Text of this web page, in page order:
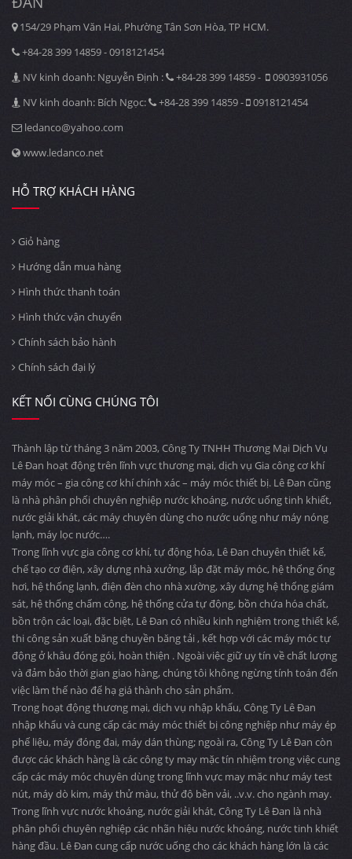
154/29 Phạm Văn Hai, Phường Tân Sơn Hòa, TP HCM.
+84-28 399 14859 - 0918121454
NV kinh doanh: Nguyễn Định :
+84-28 399 14859 -
0903931056
NV kinh doanh: Bích Ngọc:
+84-28 399 14859 -
0918121454
ledanco@yahoo.com
www.ledanco.net
HỖ TRỢ KHÁCH HÀNG
Giỏ hàng
Hướng dẫn mua hàng
Hình thức thanh toán
Hình thức vận chuyển
Chính sách bảo hành
Chính sách đại lý
KẾT NỐI CÙNG CHÚNG TÔI
Thành lập từ tháng 3 năm 2003, Công Ty TNHH Thương Mại Dịch Vụ
Lê Đan hoạt động trên lĩnh vực thương mại, dịch vụ Gia công cơ khí
máy móc – gia công cơ khí chính xác – máy móc thiết bị. Lê Đan cũng
là nhà phân phối chuyên nghiệp nước khoáng, nước uống tinh khiết,
nước giải khát, các máy chuyên dùng cho nước uống như máy nóng
lạnh, máy lọc nước….
Trong lĩnh vực gia công cơ khí, tự động hóa, Lê Đan chuyên thiết kế,
chế tạo cơ điện, xây dựng nhà xưởng, lắp đặt máy móc, hệ thống ống
hơi, hệ thống lạnh, điện đèn cho nhà xường, xây dựng hệ thống giám
sát, hệ thống chấm công, hệ thống cửa tự động, bồn chứa hóa chất,
bồn trộn các loại, đặc biệt, Lê Đan có nhiều kinh nghiệm trong thiết kế,
thi công sản xuất băng chuyền băng tải , kết hợp với các máy móc tự
động ở khâu đóng gói, hoàn thiện . Ngoài việc giữ uy tín về chất lượng
và đảm bảo thời gian giao hàng, chúng tôi không ngừng tính toán đến
việc làm thế nào để hạ giá thành cho sản phẩm.
Trong hoạt động thương mại, dịch vụ nhập khẩu, Công Ty Lê Đan
nhập khẩu và cung cấp các máy móc thiết bị công nghiệp như máy ép
phế liệu, máy đóng đai, máy dán thùng; ngoài ra, Công Ty Lê Đan còn
được các khách hàng là các công ty may mặc tín nhiệm trong việc cung
cấp các máy móc chuyên dùng trong lĩnh vực may mặc như máy test
nút, máy dò kim, máy thử màu, thử độ bền vải, ..v.v. cho ngành may.
Trong lĩnh vực nước khoáng, nước giải khát, Công Ty Lê Đan là nhà
phân phối chuyên nghiệp các nhãn hiệu nước khoáng, nước tinh khiết
hàng đầu. Lê Đan cung cấp nước uống cho các khách hàng lớn là các